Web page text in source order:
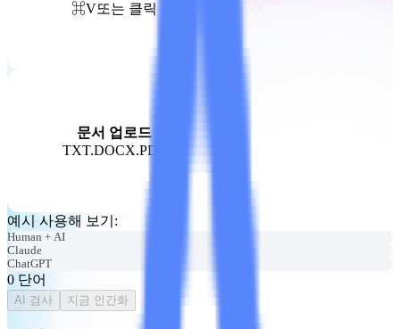
⌘V또는 클릭
문서 업로드
TXT.DOCX.PDF
예시 사용해 보기 :
Human + AI
Claude
ChatGPT
0 단어
AI 검사 지금 인간화